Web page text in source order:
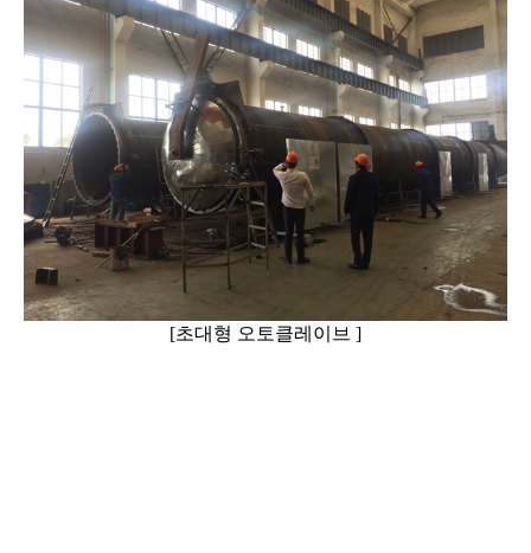
[초대형 오토클레이브 ]